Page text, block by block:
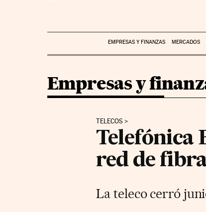
EMPRESAS Y FINANZAS MERCADOS
Empresas y
TELECOS
Telefónica
red de
La teleco cerró